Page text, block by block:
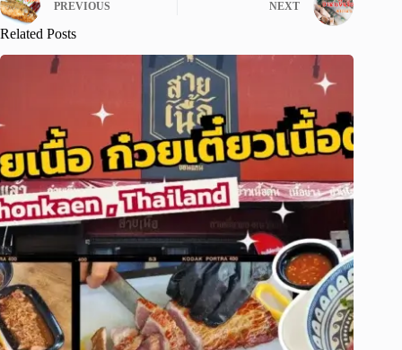
PREVIOUS NEXT
Related Posts